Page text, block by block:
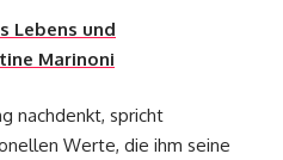
Lebens und
Marinoni
nachdenkt, spricht
Werte, die ihm seine